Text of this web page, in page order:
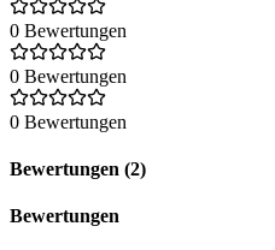
0 Bewertungen
0 Bewertungen
0 Bewertungen
Bewertungen (2)
Bewertungen